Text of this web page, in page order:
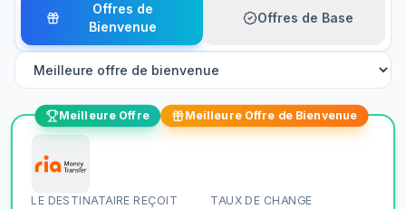
Offres de
Bienvenue
Offres de Base
Meilleure Offre Meilleure Offre de Bienvenue
LE DESTINATAIRE REÇOIT TAUX DE CHANGE